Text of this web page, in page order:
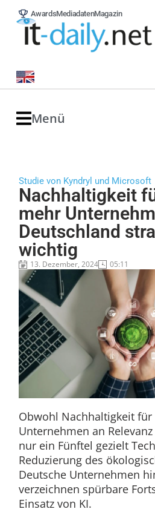
AwardsMediadatenMagazin
Menü
Studie von Kyndryl und Microsoft
Nachhaltigkeit
mehr
Deutschland
wichtig
13. Dezember, 2024 05:11
Obwohl Nachhaltigkeit
Unternehmen an
nur ein Fünftel gezielt
Reduzierung des
Deutsche Unternehmen
verzeichnen spürbare
Einsatz von KI.